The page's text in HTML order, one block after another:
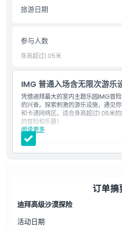
取消政策
旅游日期
参与人数
身高超过1.05米
IMG 普通入场含无限次游乐
凭借迪拜最大的室内主题乐园IMG冒
的兴奋。探索刺激的游乐设施，遇见
和卡通网络区。适合身高超过1.05米
的冒险和乐趣！
阅读更多
包含内容
包含漫威、卡通网络、失落山谷
订单摘
迪拜高级沙漠探险
活动日期